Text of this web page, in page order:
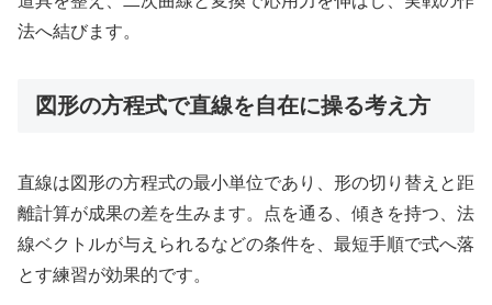
法へ結びます。
図形の方程式で直線を自在に操る考え方
直線は図形の方程式の最小単位であり、形の切り替えと距
離計算が成果の差を生みます。点を通る、傾きを持つ、法
線ベクトルが与えられるなどの条件を、最短手順で式へ落
とす練習が効果的です。